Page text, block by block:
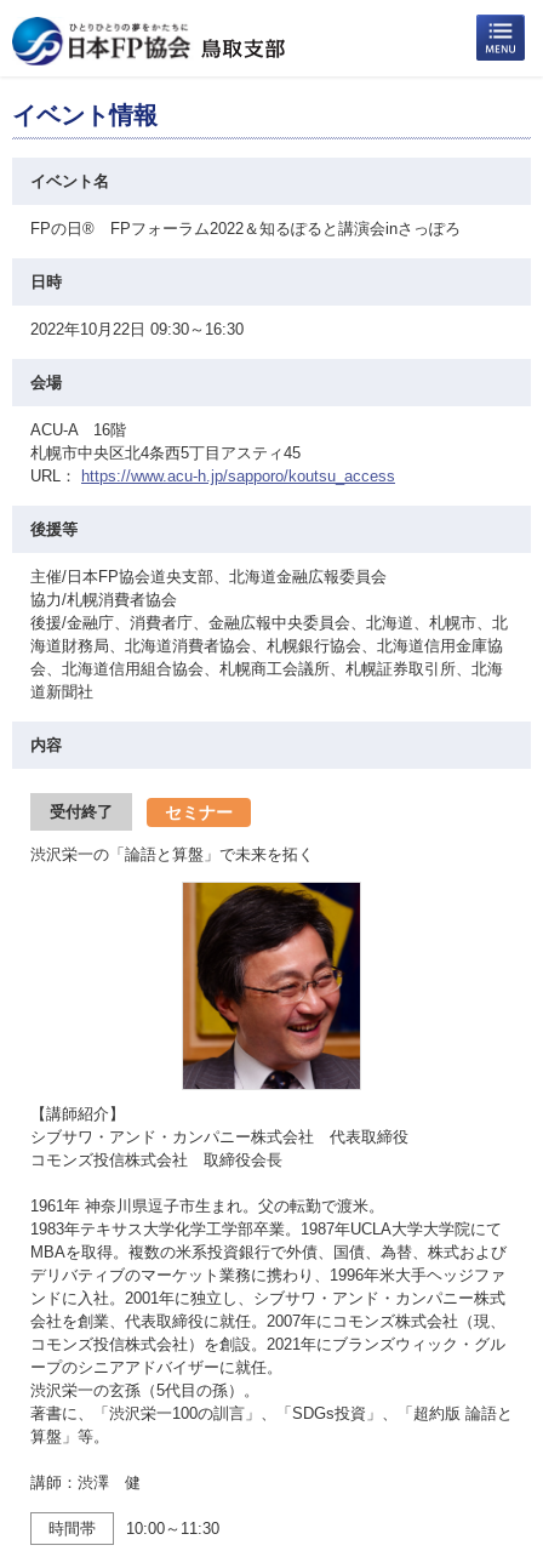
イベント情報
イベント名
FPの日® FPフォーラム2022＆知るぽると講演会inさっぽろ
日時
2022年10月22日 09:30～16:30
会場
ACU-A 16階
札幌市中央区北4条西5丁目アスティ45
URL：
https://www.acu-h.jp/sapporo/koutsu_access
後援等
主催/日本FP協会道央支部、北海道金融広報委員会
協力/札幌消費者協会
後援/金融庁、消費者庁、金融広報中央委員会、北海道、札幌市、北
海道財務局、北海道消費者協会、札幌銀行協会、北海道信用金庫協
会、北海道信用組合協会、札幌商工会議所、札幌証券取引所、北海
道新聞社
内容
受付終了 セミナー
渋沢栄一の「論語と算盤」で未来を拓く
【講師紹介】
シブサワ・アンド・カンパニー株式会社 代表取締役
コモンズ投信株式会社 取締役会長
1961年 神奈川県逗子市生まれ。父の転勤で渡米。
1983年テキサス大学化学工学部卒業。1987年UCLA大学大学院にて
MBAを取得。複数の米系投資銀行で外債、国債、為替、株式および
デリバティブのマーケット業務に携わり、1996年米大手ヘッジファ
ンドに入社。2001年に独立し、シブサワ・アンド・カンパニー株式
会社を創業、代表取締役に就任。2007年にコモンズ株式会社（現、
コモンズ投信株式会社）を創設。2021年にブランズウィック・グル
ープのシニアアドバイザーに就任。
渋沢栄一の玄孫（5代目の孫）。
著書に、「渋沢栄一100の訓言」、「SDGs投資」、「超約版 論語と
算盤」等。
講師：渋澤 健
時間帯 10:00～11:30